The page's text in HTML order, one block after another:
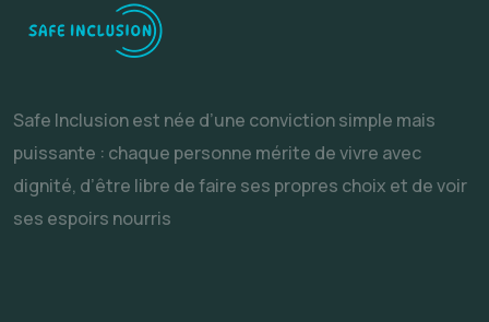
Safe Inclusion est née d’une conviction simple mais
puissante : chaque personne mérite de vivre avec
dignité, d’être libre de faire ses propres choix et de voir
ses espoirs nourris